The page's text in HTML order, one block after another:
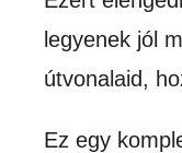
legyenek jól
útvonalaid,
Ez egy